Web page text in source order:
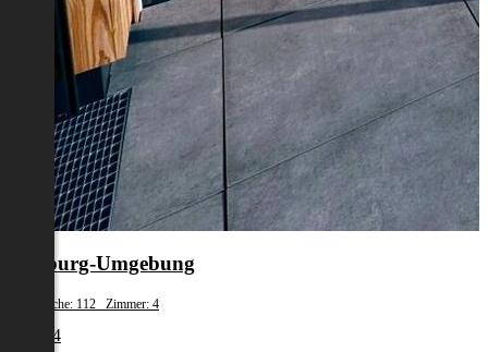
Salzburg-Umgebung
Wohnfläche: 112 Zimmer: 4
€ 2.834